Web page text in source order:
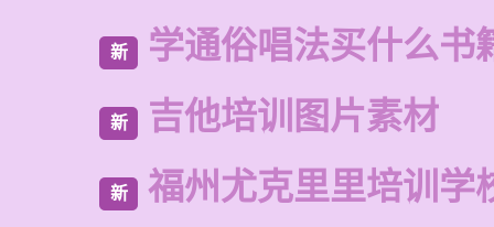
新 学通俗唱法买什么书
新 吉他培训图片素材
新 福州尤克里里培训学